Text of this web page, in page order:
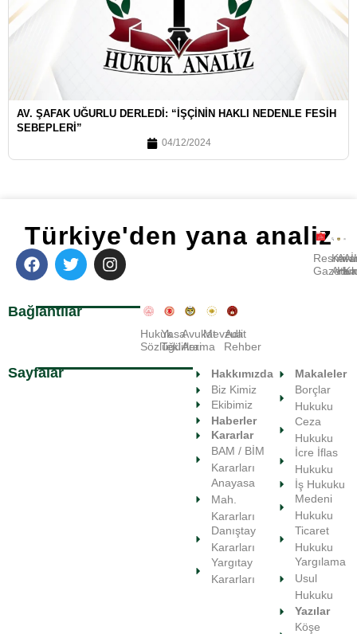
AV. ŞAFAK UĞURLU DERLEDI: “İŞÇININ HAKLI NEDENLE FESIH
SEBEPLERI”
04/12/2024
Türkiye'den yana analiz
Bağlantılar
Hukuk
Sözlüğü
Yasa
Teklifleri
Avukat
Arama
Mevzuat
Adli
Rehber
Resmi
Gazete
Sayfalar
Hakkımızda
Biz Kimiz
Ekibimiz
Haberler
Kararlar
BAM / BİM
Kararları
Anayasa
Mah.
Kararları
Danıştay
Kararları
Yargıtay
Kararları
Makaleler
Borçlar
Hukuku
Ceza
Hukuku
İcre İflas
Hukuku
İş Hukuku
Medeni
Hukuku
Ticaret
Hukuku
Yargılama
Usul
Hukuku
Yazılar
Köşe